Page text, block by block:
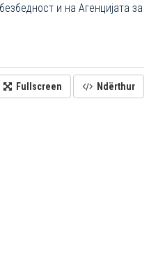
и на Агенцијата за
Fullscreen Ndërthur